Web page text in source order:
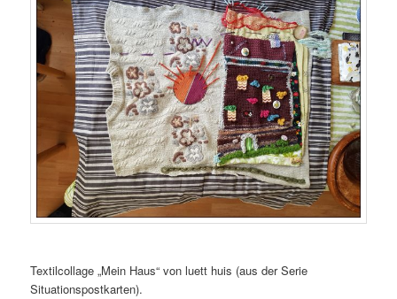
Textilcollage „Mein Haus“ von luett huis (aus der Serie
Situationspostkarten).